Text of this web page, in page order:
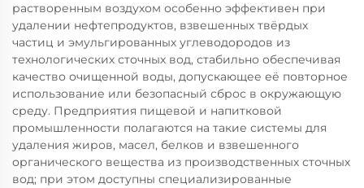
растворенным воздухом особенно эффективен при
удалении нефтепродуктов, взвешенных твёрдых
частиц и эмульгированных углеводородов из
технологических сточных вод, стабильно обеспечивая
качество очищенной воды, допускающее её повторное
использование или безопасный сброс в окружающую
среду. Предприятия пищевой и напитковой
промышленности полагаются на такие системы для
удаления жиров, масел, белков и взвешенного
органического вещества из производственных сточных
вод; при этом доступны специализированные